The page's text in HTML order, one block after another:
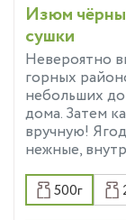
Изюм
сушки
Невероятно
горных
небольших
дома. Затем
вручную!
нежные,
500г